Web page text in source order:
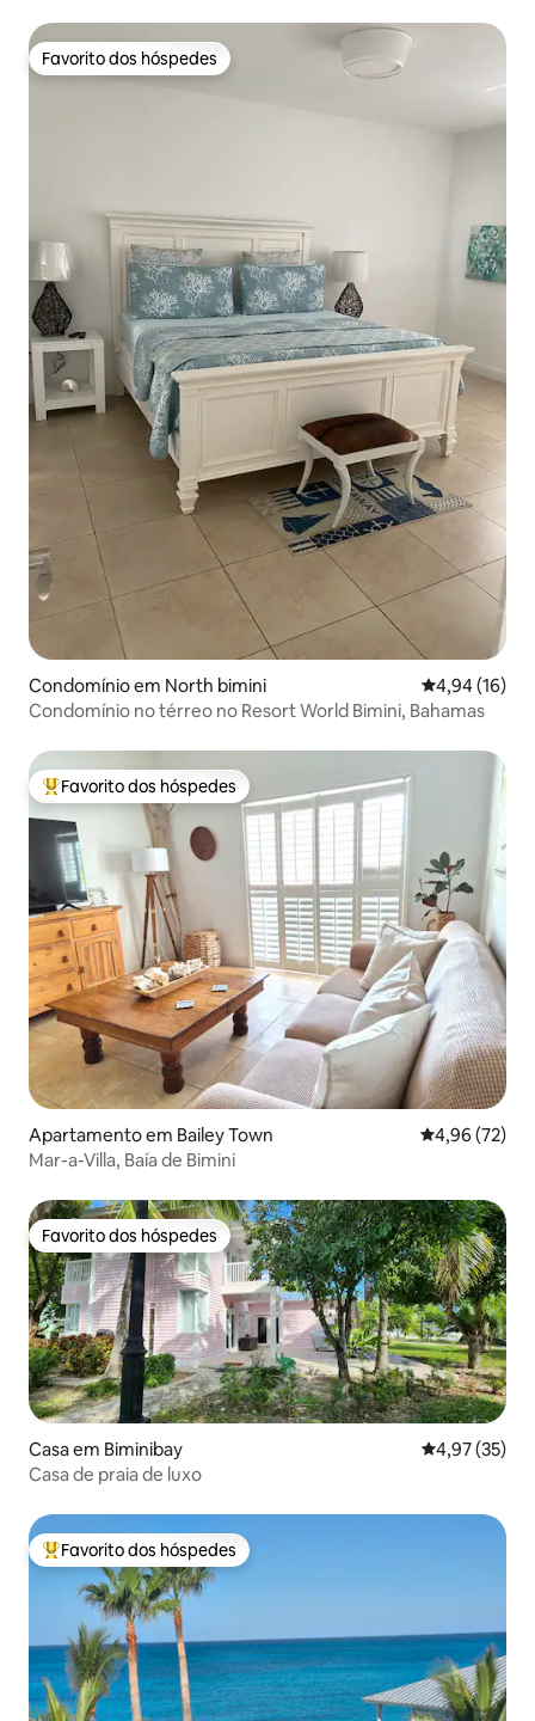
Favorito dos hóspedes
Favorito dos hóspedes
Condomínio em North bimini Classificação
4,94 (16)
Condomínio no térreo no Resort World Bimini, Bahamas
Favoritos dos hóspedes mais apreciados
Favorito dos hóspedes
Apartamento em Bailey Town Classificação
4,96 (72)
Mar-a-Villa, Baía de Bimini
Favorito dos hóspedes
Favorito dos hóspedes
Casa em Biminibay Classificação
4,97 (35)
Casa de praia de luxo
Favoritos dos hóspedes mais apreciados
Favorito dos hóspedes